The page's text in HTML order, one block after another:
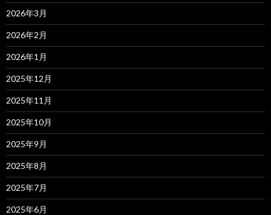
2026年3月
2026年2月
2026年1月
2025年12月
2025年11月
2025年10月
2025年9月
2025年8月
2025年7月
2025年6月